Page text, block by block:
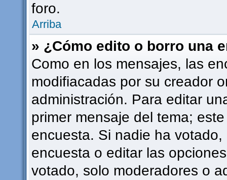
foro.
Arriba
» ¿Cómo edito o borro una
Como en los mensajes, las
modifiacadas por su creador
administración. Para editar
primer mensaje del tema;
encuesta. Si nadie ha
encuesta o editar las
votado, solo moderadores o